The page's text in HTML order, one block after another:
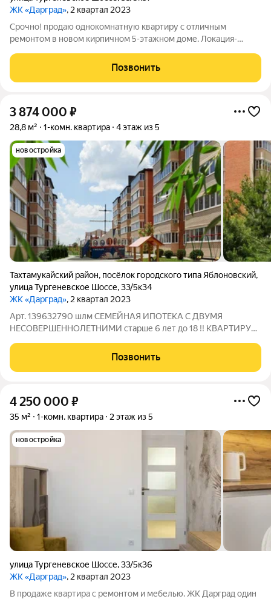
ЖК «Дарград», 2 квартал 2023
Срочно! продаю однокомнатную квартиру с отличным
ремонтом в новом кирпичном 5-этажном доме. Локация-
Архипо-осиповка)- 3 часа на автобусе с остановки этого же
дома. Школа в 10 минутах ходьбы,
Позвонить
3 874 000 ₽
28,8 м² 1-комн. квартира 4 этаж из 5
новостройка
Тахтамукайский район, посёлок городского типа Яблоновский,
улица Тургеневское Шоссе,33/5к34
ЖК «Дарград», 2 квартал 2023
Арт. 139632790 шлм СЕМЕЙНАЯ ИПОТЕКА С ДВУМЯ
НЕСОВЕРШЕННОЛЕТНИМИ старше 6 лет до 18 !! КВАРТИРУ
МИНИМАЛЬНЫМ ПЕРВОНАЧАЛЬНЫМ ВЗНОСОМ!!! СДАНЫЙ
ДОМ!! Семейный жилой комплекс комфорт класса. В продаже
Позвонить
4 250 000 ₽
35 м² 1-комн. квартира 2 этаж из 5
новостройка
улица Тургеневское Шоссе,33/5к36
ЖК «Дарград», 2 квартал 2023
В продаже квартира с ремонтом и мебелью. ЖК Дарград один